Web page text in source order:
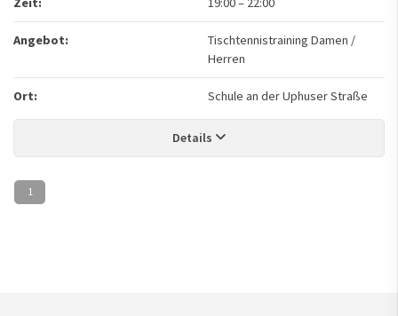
Angebot:
Tischtennistraining Damen /
Herren
Ort: Schule an der Uphuser Straße
Details
1